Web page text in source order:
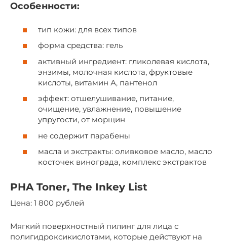
Особенности:
тип кожи: для всех типов
форма средства: гель
активный ингредиент: гликолевая кислота,
энзимы, молочная кислота, фруктовые
кислоты, витамин А, пантенол
эффект: отшелушивание, питание,
очищение, увлажнение, повышение
упругости, от морщин
не содержит парабены
масла и экстракты: оливковое масло, масло
косточек винограда, комплекс экстрактов
PHA Toner, The Inkey List
Цена: 1 800 рублей
Мягкий поверхностный пилинг для лица с
полигидроксикислотами, которые действуют на